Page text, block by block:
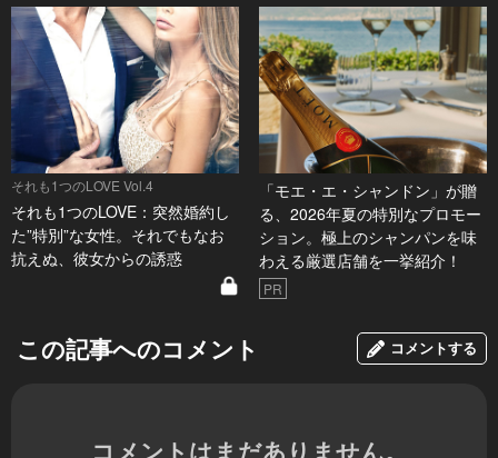
それも1つのLOVE Vol.4
それも1つのLOVE：突然婚約し
た”特別”な女性。それでもなお
抗えぬ、彼女からの誘惑
「モエ・エ・シャンドン」が贈
る、2026年夏の特別なプロモー
ション。極上のシャンパンを味
わえる厳選店舗を一挙紹介！
PR
この記事へのコメント コメントする
コメントはまだありません。